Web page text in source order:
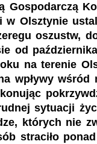
Gospodarczą
w Olsztynie
oszustw,
od
na terenie
wpływy wśród
sytuacji
których nie
straciło